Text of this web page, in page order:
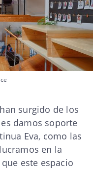
surgido de los
damos soporte
Eva, como las
en la
este espacio